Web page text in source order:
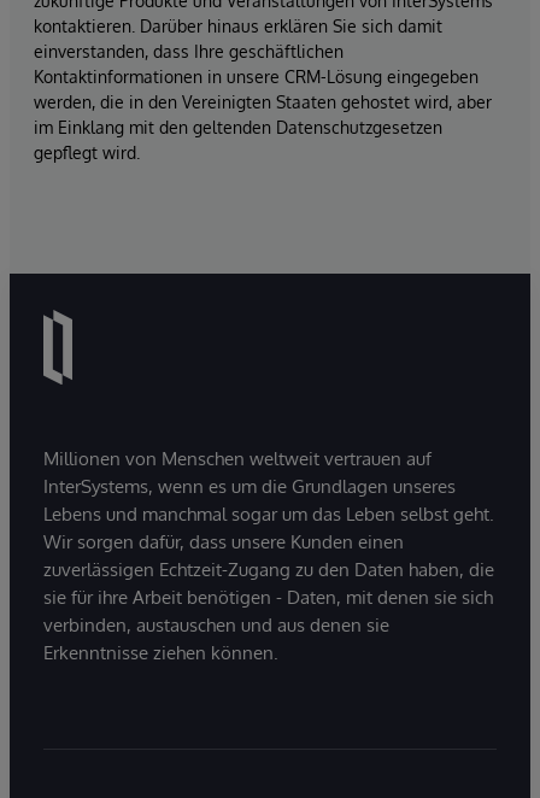
kontaktieren. Darüber hinaus erklären Sie sich damit
einverstanden, dass Ihre geschäftlichen
Kontaktinformationen in unsere CRM-Lösung eingegeben
werden, die in den Vereinigten Staaten gehostet wird, aber
im Einklang mit den geltenden Datenschutzgesetzen
gepflegt wird.
Millionen von Menschen weltweit vertrauen auf
InterSystems, wenn es um die Grundlagen unseres
Lebens und manchmal sogar um das Leben selbst geht.
Wir sorgen dafür, dass unsere Kunden einen
zuverlässigen Echtzeit-Zugang zu den Daten haben, die
sie für ihre Arbeit benötigen - Daten, mit denen sie sich
verbinden, austauschen und aus denen sie
Erkenntnisse ziehen können.